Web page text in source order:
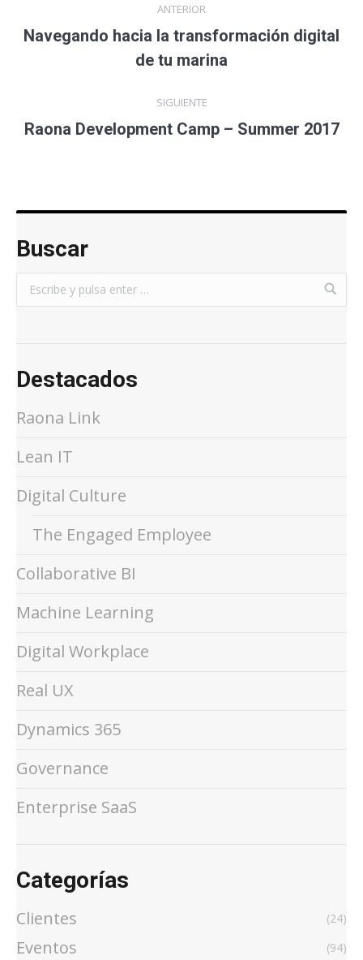
ANTERIOR
Navegando hacia la transformación digital
de tu marina
SIGUIENTE
Raona Development Camp – Summer 2017
Buscar
Destacados
Raona Link
Lean IT
Digital Culture
The Engaged Employee
Collaborative BI
Machine Learning
Digital Workplace
Real UX
Dynamics 365
Governance
Enterprise SaaS
Categorías
Clientes (24)
Eventos (94)